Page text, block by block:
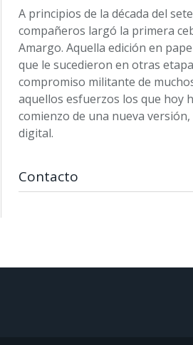
A principios de la década del
compañeros largó la primera
Amargo. Aquella edición en
que le sucedieron en otras
compromiso militante de
aquellos esfuerzos los que hoy
comienzo de una nueva
digital.
Contacto